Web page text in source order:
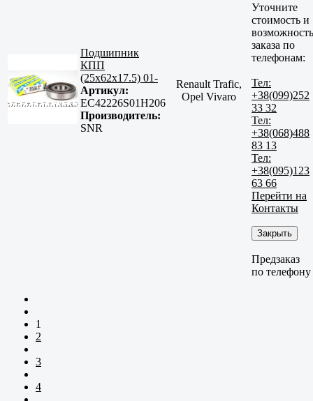
Подшипник
КПП
(25x62x17.5) 01-
Артикул:
EC42226S01H206
Производитель:
SNR
Renault Trafic,
Opel Vivaro
Уточните
стоимость и
возможность
заказа по
телефонам:
Тел:
+38(099)252
33 32
Тел:
+38(068)488
83 13
Тел:
+38(095)123
63 66
Перейти на
Контакты
Закрыть
Предзаказ
по телефону
1
2
3
4